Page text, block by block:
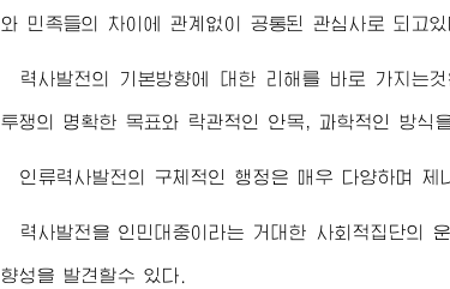
와 민족들의 차이에 관계없이 공통된 관심사로 되고있
력사발전의 기본방향에 대한 리해를 바로 가지는
투쟁의 명확한 목표와 락관적인 안목, 과학적인 방식
인류력사발전의 구체적인 행정은 매우 다양하며 제
력사발전을 인민대중이라는 거대한 사회적집단의
향성을 발견할수 있다.